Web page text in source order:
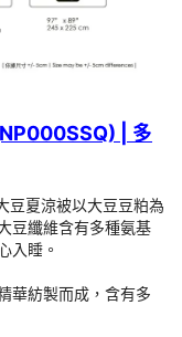
到 電話 或 WhatsApp
| 多
豆夏涼被以大豆豆粕為
豆纖維含有多種氨基
入睡。
華紡製而成，含有多